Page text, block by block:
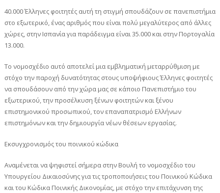
40.000 Έλληνες φοιτητές αυτή τη στιγμή σπουδάζουν σε πανεπιστήμια
στο εξωτερικό, ένας αριθμός που είναι πολύ μεγαλύτερος από άλλες
χώρες, στην Ισπανία για παράδειγμα είναι 35.000 και στην Πορτογαλία
13.000.
Το νομοσχέδιο αυτό αποτελεί μια εμβληματική μεταρρύθμιση με
στόχο την παροχή δυνατότητας στους υποψήφιους Έλληνες φοιτητές
να σπουδάσουν από την χώρα μας σε κάποιο Πανεπιστήμιο του
εξωτερικού, την προσέλκυση ξένων φοιτητών και ξένου
επιστημονικού προσωπικού, τον επαναπατρισμό Ελλήνων
επιστημόνων και την δημιουργία νέων θέσεων εργασίας.
Εκσυγχρονισμός του ποινικού κώδικα
Αναμένεται να ψηφιστεί σήμερα στην Βουλή το νομοσχέδιο του
Υπουργείου Δικαιοσύνης για τις τροποποιήσεις του Ποινικού Κώδικα
και του Κώδικα Ποινικής Δικονομίας, με στόχο την επιτάχυνση της